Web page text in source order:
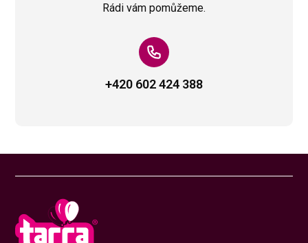
Rádi vám pomůžeme.
+420 602 424 388